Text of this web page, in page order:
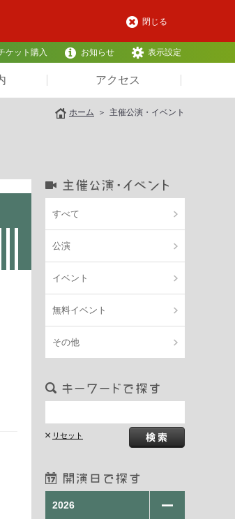
閉じる
ケット購入 お知らせ 表示設定
アクセス
ホーム 主催公演・イベント
すべて
公演
イベント
無料イベント
その他
2026